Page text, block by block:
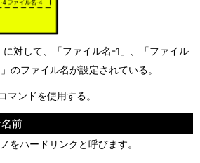
対して、「ファイル名-1」、「ファイル
のファイル名が設定されている。
マンドを使用する。
前
をハードリンクと呼びます。